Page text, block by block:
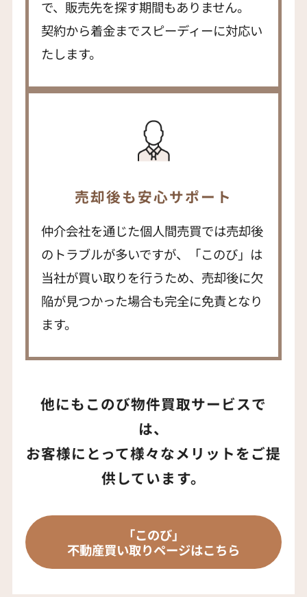
で、販売先を探す期間もありません。
契約から着金までスピーディーに対応い
たします。
売却後も安心サポート
仲介会社を通じた個人間売買では売却後
のトラブルが多いですが、「このび」は
当社が買い取りを行うため、売却後に欠
陥が見つかった場合も完全に免責となり
ます。
他にもこのび物件買取サービスで
は、
お客様にとって様々なメリットをご提
供しています。
「このび」
不動産買い取りページはこちら